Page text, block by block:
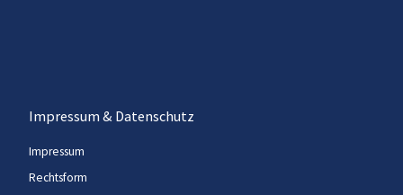
Impressum & Datenschutz
Impressum
Rechtsform